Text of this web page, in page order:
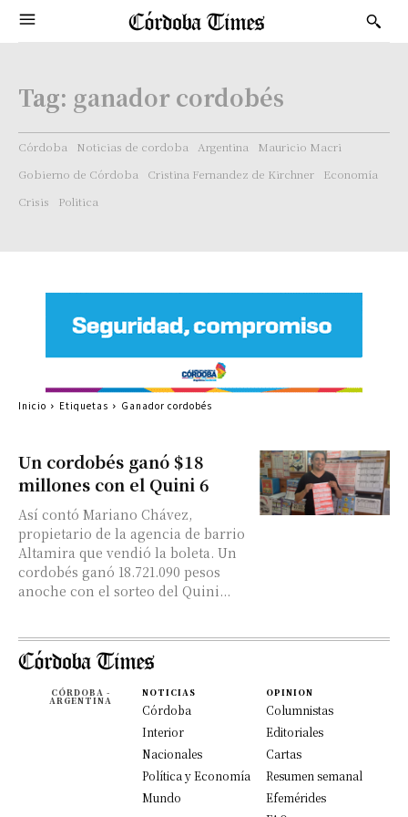
Tag: ganador cordobés
Córdoba Noticias de cordoba Argentina
Mauricio Macri
Gobierno de Córdoba
Cristina Fernandez de Kirchner
Economía
Crisis
Politica
Un cordobés ganó $18
millones con el Quini 6
Así contó Mariano Chávez,
propietario de la agencia de barrio
Altamira que vendió la boleta. Un
cordobés ganó 18.721.090 pesos
anoche con el sorteo del Quini...
Inicio Etiquetas Ganador cordobés
CÓRDOBA -
ARGENTINA
NOTICIAS
Córdoba
Interior
Nacionales
Política y Economía
Mundo
OPINION
Columnistas
Editoriales
Cartas
Resumen semanal
Efemérides